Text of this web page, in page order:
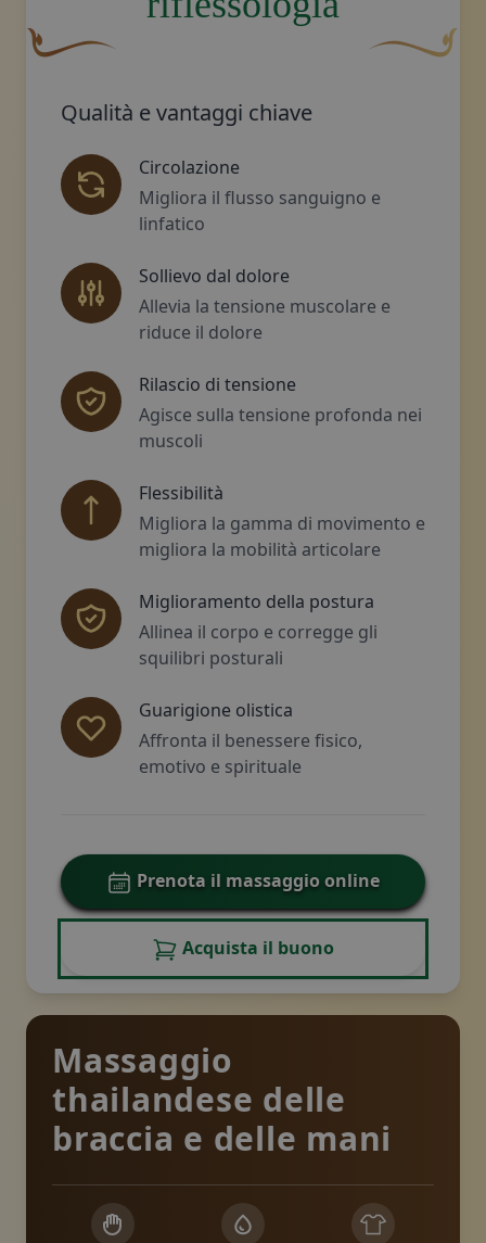
Qualità e vantaggi chiave
Circolazione
Migliora il flusso sanguigno e
linfatico
Sollievo dal dolore
Allevia la tensione muscolare e
riduce il dolore
Rilascio di tensione
Agisce sulla tensione profonda nei
muscoli
Flessibilità
Migliora la gamma di movimento e
migliora la mobilità articolare
Miglioramento della postura
Allinea il corpo e corregge gli
squilibri posturali
Guarigione olistica
Affronta il benessere fisico,
emotivo e spirituale
Prenota il massaggio online
Acquista il buono
Massaggio
thailandese delle
braccia e delle mani